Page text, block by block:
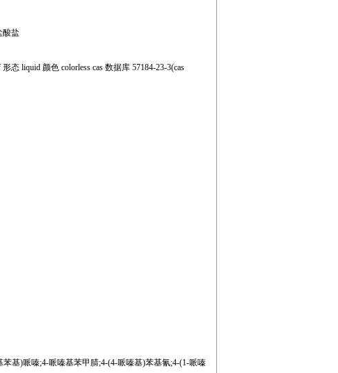
酸盐
态 liquid 颜色 colorless cas 数据库 57184-23-3(cas
基)哌嗪;4-哌嗪基苯甲腈;4-(4-哌嗪基)苯基氰;4-(1-哌嗪